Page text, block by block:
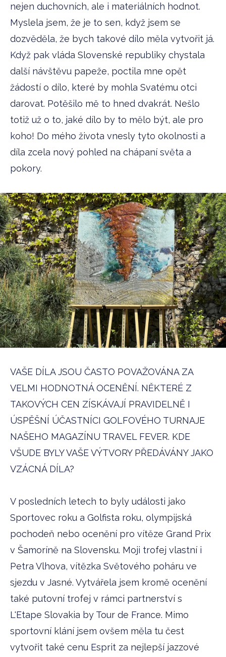
nejen duchovních, ale i materiálních hodnot.
Myslela jsem, že je to sen, když jsem se
dozvěděla, že bych takové dílo měla vytvořit já.
Když pak vláda Slovenské republiky chystala
další návštěvu papeže, poctila mne opět
žádostí o dílo, které by mohla Svatému otci
darovat. Potěšilo mě to hned dvakrát. Nešlo
totiž už o to, jaké dílo by to mělo být, ale pro
koho! Do mého života vnesly tyto okolnosti a
díla zcela nový pohled na chápaní světa a
pokory.
VAŠE DÍLA JSOU ČASTO POVAŽOVÁNA ZA
VELMI HODNOTNÁ OCENĚNÍ. NĚKTERÉ Z
TAKOVÝCH CEN ZÍSKÁVAJÍ PRAVIDELNĚ I
ÚSPĚŠNÍ ÚČASTNÍCI GOLFOVÉHO TURNAJE
NAŠEHO MAGAZÍNU TRAVEL FEVER. KDE
VŠUDE BYLY VAŠE VÝTVORY PŘEDÁVÁNY JAKO
VZÁCNÁ DÍLA?
V posledních letech to byly události jako
Sportovec roku a Golfista roku, olympijská
pochodeň nebo ocenění pro vítěze Grand Prix
v Šamoríně na Slovensku. Moji trofej vlastní i
Petra Vlhova, vítězka Světového poháru ve
sjezdu v Jasné. Vytvářela jsem kromě ocenění
také putovní trofej v rámci partnerství s
L'Etape Slovakia by Tour de France. Mimo
sportovní klání jsem ovšem měla tu čest
vytvořit také cenu Esprit za nejlepší jazzové